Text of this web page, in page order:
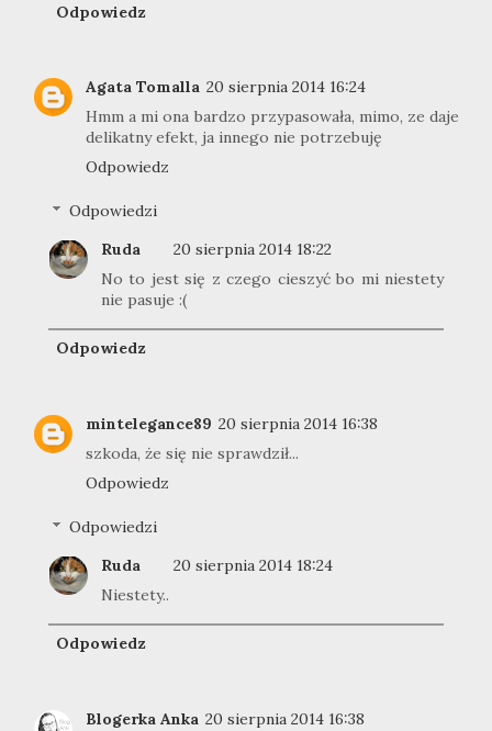
Odpowiedz
Agata Tomalla 20 sierpnia 2014 16:24
Hmm a mi ona bardzo przypasowała, mimo, ze daje
delikatny efekt, ja innego nie potrzebuję
Odpowiedz
Odpowiedzi
Ruda
20 sierpnia 2014 18:22
No to jest się z czego cieszyć bo mi niestety
nie pasuje :(
Odpowiedz
mintelegance89 20 sierpnia 2014 16:38
szkoda, że się nie sprawdził...
Odpowiedz
Odpowiedzi
Ruda
20 sierpnia 2014 18:24
Niestety..
Odpowiedz
Blogerka Anka 20 sierpnia 2014 16:38